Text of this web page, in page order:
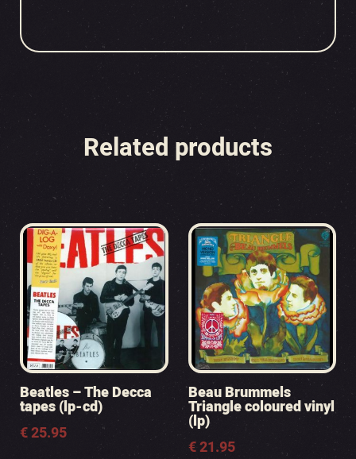
Related products
Beatles – The Decca
tapes (lp-cd)
€25.95
Beau Brummels
Triangle coloured vinyl
(lp)
€21.95